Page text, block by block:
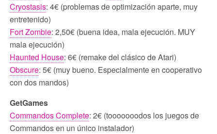
Cryostasis: 4€ (problemas de optimización aparte, muy
entretenido)
Fort Zombie: 2,50€ (buena idea, mala ejecución. MUY
mala ejecución)
Haunted House: 6€ (remake del clásico de Atari)
Obscure: 5€ (muy bueno. Especialmente en cooperativo
con dos mandos)
GetGames
Commandos Complete: 2€ (tooooooodos los juegos de
Commandos en un único instalador)